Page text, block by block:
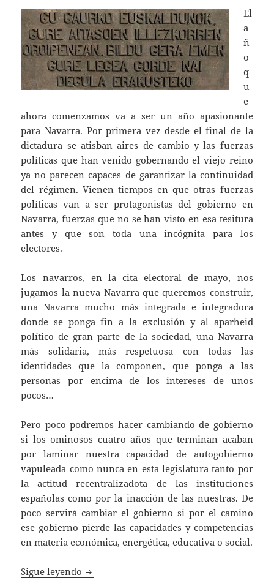
El
a
ñ
o
q
u
e
ahora comenzamos va a ser un año apasionante
para Navarra. Por primera vez desde el final de la
dictadura se atisban aires de cambio y las fuerzas
políticas que han venido gobernando el viejo reino
ya no parecen capaces de garantizar la continuidad
del régimen. Vienen tiempos en que otras fuerzas
políticas van a ser protagonistas del gobierno en
Navarra, fuerzas que no se han visto en esa tesitura
antes y que son toda una incógnita para los
electores.
Los navarros, en la cita electoral de mayo, nos
jugamos la nueva Navarra que queremos construir,
una Navarra mucho más integrada e integradora
donde se ponga fin a la exclusión y al aparheid
político de gran parte de la sociedad, una Navarra
más solidaria, más respetuosa con todas las
identidades que la componen, que ponga a las
personas por encima de los intereses de unos
pocos…
Pero poco podremos hacer cambiando de gobierno
si los ominosos cuatro años que terminan acaban
por laminar nuestra capacidad de autogobierno
vapuleada como nunca en esta legislatura tanto por
la actitud recentralizadota de las instituciones
españolas como por la inacción de las nuestras. De
poco servirá cambiar el gobierno si por el camino
ese gobierno pierde las capacidades y competencias
en materia económica, energética, educativa o social.
Sigue leyendo El año del Fuero